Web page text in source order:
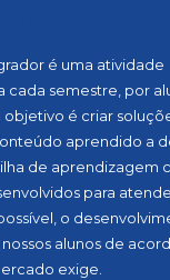
é uma atividade
cada semestre, por
objetivo é criar
aprendido a
de aprendizagem
para
o
alunos de
exige.